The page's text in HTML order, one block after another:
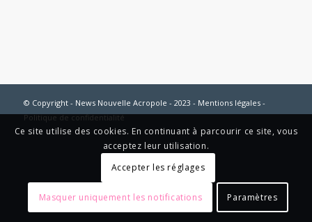
© Copyright - News Nouvelle Acropole - 2023 - Mentions légales -
Politique de confidentialité
Ce site utilise des cookies. En continuant à parcourir ce site, vous
acceptez leur utilisation.
Accepter les réglages
Masquer uniquement les notifications Paramètres